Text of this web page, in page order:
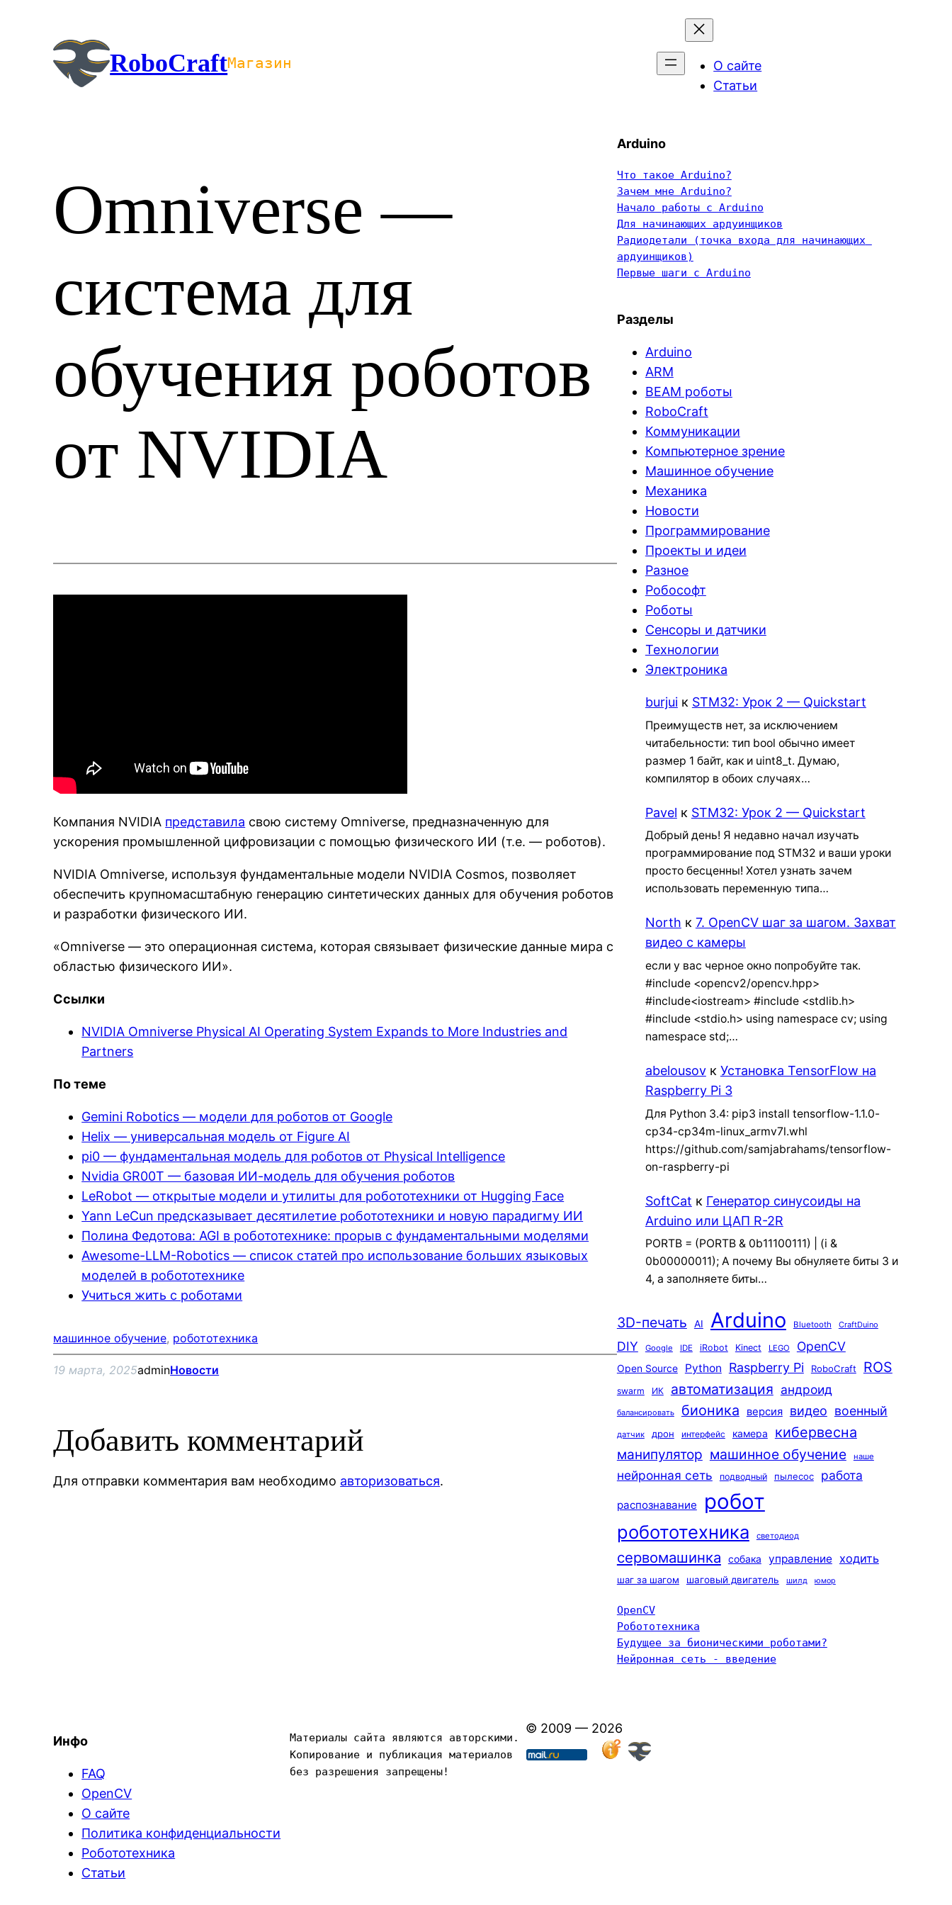
содержимому
RoboCraftМагазин
О сайте
Статьи
Omniverse —
система для
обучения роботов
от NVIDIA
Компания NVIDIA представила свою систему Omniverse, предназначенную для
ускорения промышленной цифровизации с помощью физического ИИ (т.е. — роботов).
NVIDIA Omniverse, используя фундаментальные модели NVIDIA Cosmos, позволяет
обеспечить крупномасштабную генерацию синтетических данных для обучения роботов
и разработки физического ИИ.
«Omniverse — это операционная система, которая связывает физические данные мира с
областью физического ИИ».
Ссылки
NVIDIA Omniverse Physical AI Operating System Expands to More Industries and
Partners
По теме
Gemini Robotics — модели для роботов от Google
Helix — универсальная модель от Figure AI
pi0 — фундаментальная модель для роботов от Physical Intelligence
Nvidia GR00T — базовая ИИ-модель для обучения роботов
LeRobot — открытые модели и утилиты для робототехники от Hugging Face
Yann LeCun предсказывает десятилетие робототехники и новую парадигму ИИ
Полина Федотова: AGI в робототехнике: прорыв с фундаментальными моделями
Awesome-LLM-Robotics — список статей про использование больших языковых
моделей в робототехнике
Учиться жить с роботами
машинное обучение, робототехника
19 марта, 2025adminНовости
Добавить комментарий
Для отправки комментария вам необходимо авторизоваться.
Arduino
Что такое Arduino?
Зачем мне Arduino?
Начало работы с Arduino
Для начинающих ардуинщиков
Радиодетали (точка входа для начинающих
ардуинщиков)
Первые шаги с Arduino
Разделы
Arduino
ARM
BEAM роботы
RoboCraft
Коммуникации
Компьютерное зрение
Машинное обучение
Механика
Новости
Программирование
Проекты и идеи
Разное
Робософт
Роботы
Сенсоры и датчики
Технологии
Электроника
burjuiк STM32: Урок 2 — Quickstart
Преимуществ нет, за исключением
читабельности: тип bool обычно имеет
размер 1 байт, как и uint8_t. Думаю,
компилятор в обоих случаях…
Pavel к STM32: Урок 2 — Quickstart
Добрый день! Я недавно начал изучать
программирование под STM32 и ваши уроки
просто бесценны! Хотел узнать зачем
использовать переменную типа…
North к 7. OpenCV шаг за шагом. Захват
видео с камеры
если у вас черное окно попробуйте так.
#include <opencv2/opencv.hpp>
#include<iostream> #include <stdlib.h>
#include <stdio.h> using namespace cv; using
namespace std;…
abelousovк Установка TensorFlow на
Raspberry Pi 3
Для Python 3.4: pip3 install tensorflow-1.1.0-
cp34-cp34m-linux_armv7l.whl
https://github.com/samjabrahams/tensorflow-
on-raspberry-pi
SoftCat к Генератор синусоиды на
Arduino или ЦАП R-2R
PORTB = (PORTB & 0b11100111) | (i &
0b00000011); А почему Вы обнуляете биты 3 и
4, а заполняете биты…
3D-печать AI Arduino Bluetooth CraftDuino
DIY Google IDE iRobot Kinect LEGO OpenCV
Open Source Python Raspberry Pi RoboCraft ROS
swarm ИК автоматизация андроид
балансировать бионика версия видео военный
датчик дрон интерфейс камера кибервесна
манипулятор машинное обучение наше
нейронная сеть подводный пылесос работа
распознавание робот
робототехника светодиод
сервомашинка собака управление ходить
шаг за шагом шаговый двигатель шилд юмор
OpenCV
Робототехника
Будущее за бионическими роботами?
Нейронная сеть - введение
Инфо
FAQ
OpenCV
О сайте
Политика конфиденциальности
Робототехника
Статьи
Материалы сайта являются авторскими.
Копирование и публикация материалов
без разрешения запрещены!
© 2009 — 2026